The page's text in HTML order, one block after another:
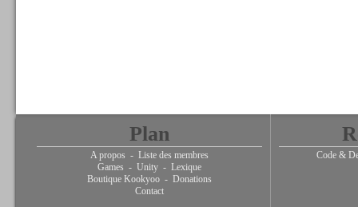
Plan
A propos - Liste des membres
Games - Unity - Lexique
Boutique Kookyoo - Donations
Contact
Code &